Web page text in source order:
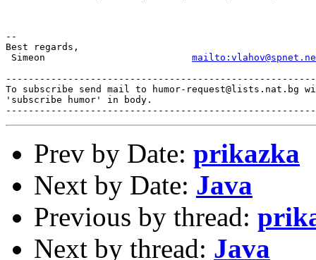
--
Best regards,
Simeon
To subscribe send mail to humor-request@lists.nat.bg
'subscribe humor' in body.
Prev by Date: prikazka
Next by Date: Java
Previous by thread:
Next by thread: Java